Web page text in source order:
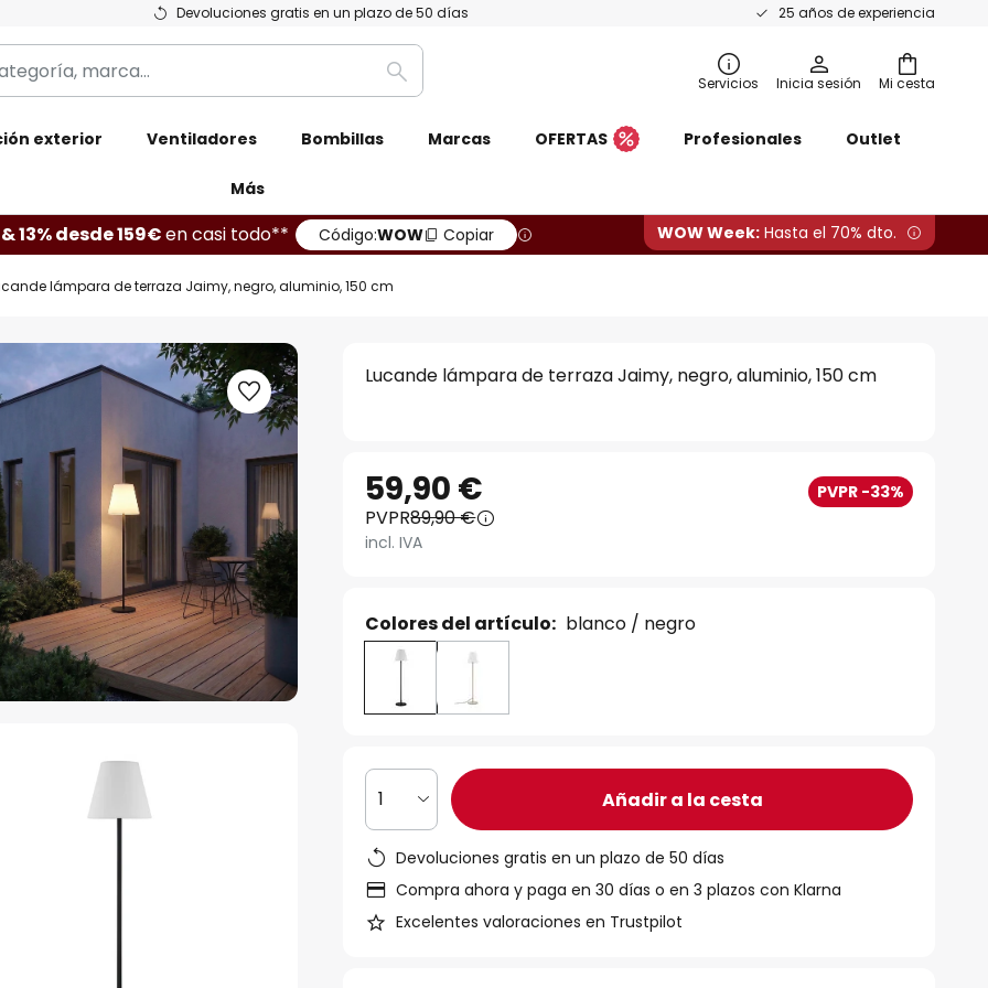
Devoluciones gratis en un plazo de 50 días 25 años de experiencia
Mi cesta
Buscar Servicios Inicia sesión
exterior Ventiladores Bombillas Marcas OFERTAS Profesionales Outlet
Más
13% desde 159€en casi todo** Código:WOW Copiar WOW Week: Hasta el 70% dto.
lámpara de terraza Jaimy, negro, aluminio, 150 cm
Lucande lámpara de terraza Jaimy, negro, aluminio, 150 cm
59,90 € PVPR -33%
PVPR89,90 €
incl. IVA
Colores del artículo: blanco / negro
1 Añadir a la cesta
Devoluciones gratis en un plazo de 50 días
Compra ahora y paga en 30 días o en 3 plazos con Klarna
Excelentes valoraciones en Trustpilot